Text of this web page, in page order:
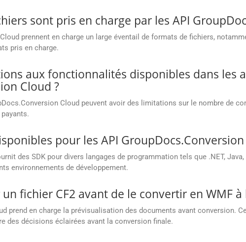
sont pris en charge par les API
prennent en charge un large éventail de formats de fichiers,
pris en charge.
aux fonctionnalités disponibles dans les
Cloud ?
Cloud peuvent avoir des limitations sur le nombre de
pour les API
des SDK pour divers langages de programmation tels que .NET, Java,
environnements de développement.
fichier CF2 avant de le convertir en WMF à
prend en charge la prévisualisation des documents avant conversion.
des décisions éclairées avant la conversion finale.